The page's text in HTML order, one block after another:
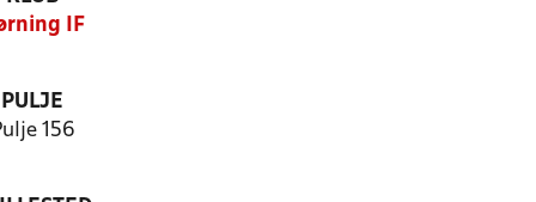
IF
PULJE
156